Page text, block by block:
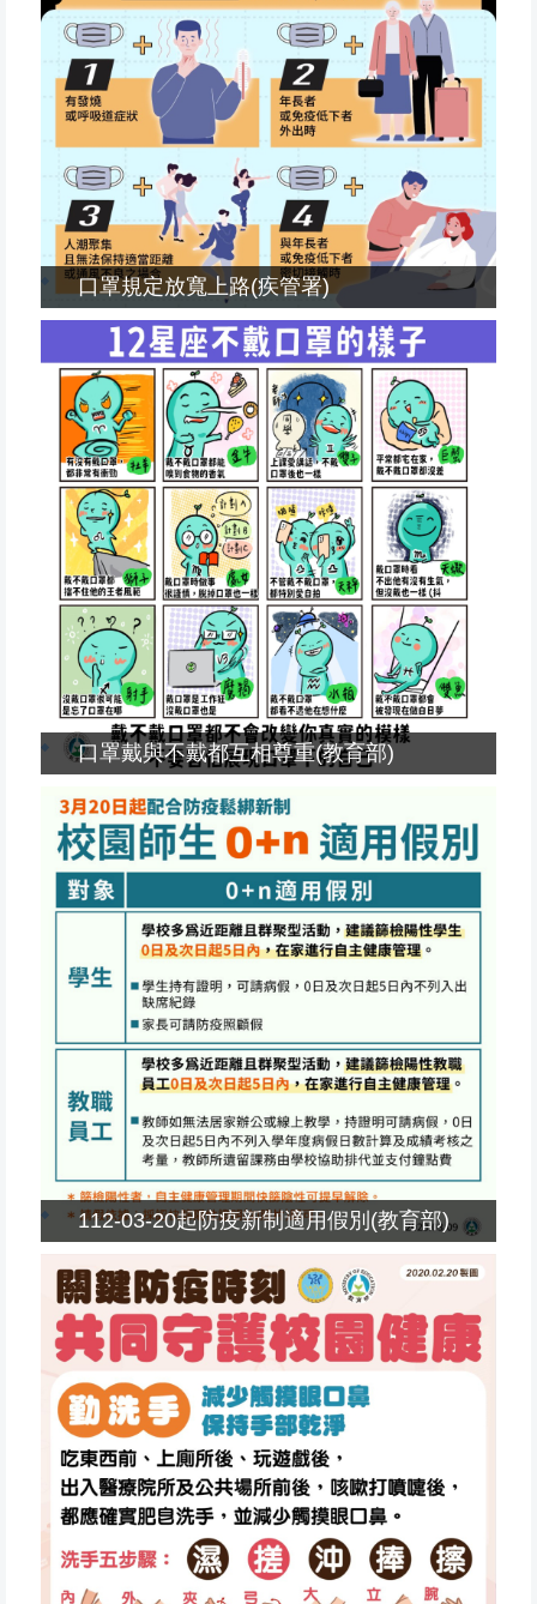
口罩規定放寬上路(疾管署)
口罩戴與不戴都互相尊重(教育部)
112-03-20起防疫新制適用假別(教育部)